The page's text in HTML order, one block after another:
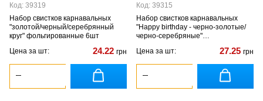
Код: 39319
Набор свистков карнавальных
"золотой/черный/серебрянный
круг" фольгированные 6шт
Цена за шт:
24.22 грн
Код: 39315
Набор свистков карнавальных
"Happy birthday - черно-золотые/
черно-серебряные"
штук
Цена за шт: 27.25 грн